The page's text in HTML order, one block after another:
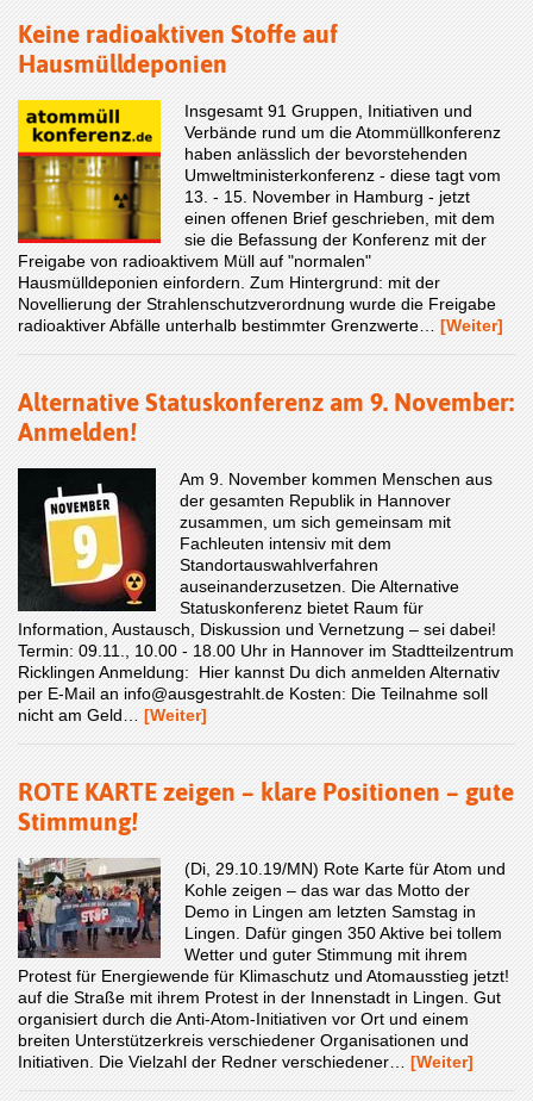
Keine radioaktiven Stoffe auf
Hausmülldeponien
Insgesamt 91 Gruppen, Initiativen und
Verbände rund um die Atommüllkonferenz
haben anlässlich der bevorstehenden
Umweltministerkonferenz - diese tagt vom
13. - 15. November in Hamburg - jetzt
einen offenen Brief geschrieben, mit dem
sie die Befassung der Konferenz mit der
Freigabe von radioaktivem Müll auf "normalen"
Hausmülldeponien einfordern. Zum Hintergrund: mit der
Novellierung der Strahlenschutzverordnung wurde die Freigabe
radioaktiver Abfälle unterhalb bestimmter Grenzwerte… [Weiter]
Alternative Statuskonferenz am 9. November:
Anmelden!
Am 9. November kommen Menschen aus
der gesamten Republik in Hannover
zusammen, um sich gemeinsam mit
Fachleuten intensiv mit dem
Standortauswahlverfahren
auseinanderzusetzen. Die Alternative
Statuskonferenz bietet Raum für
Information, Austausch, Diskussion und Vernetzung – sei dabei!
Termin: 09.11., 10.00 - 18.00 Uhr in Hannover im Stadtteilzentrum
Ricklingen Anmeldung: Hier kannst Du dich anmelden Alternativ
per E-Mail an info@ausgestrahlt.de Kosten: Die Teilnahme soll
nicht am Geld… [Weiter]
ROTE KARTE zeigen – klare Positionen – gute
Stimmung!
(Di, 29.10.19/MN) Rote Karte für Atom und
Kohle zeigen – das war das Motto der
Demo in Lingen am letzten Samstag in
Lingen. Dafür gingen 350 Aktive bei tollem
Wetter und guter Stimmung mit ihrem
Protest für Energiewende für Klimaschutz und Atomausstieg jetzt!
auf die Straße mit ihrem Protest in der Innenstadt in Lingen. Gut
organisiert durch die Anti-Atom-Initiativen vor Ort und einem
breiten Unterstützerkreis verschiedener Organisationen und
Initiativen. Die Vielzahl der Redner verschiedener… [Weiter]